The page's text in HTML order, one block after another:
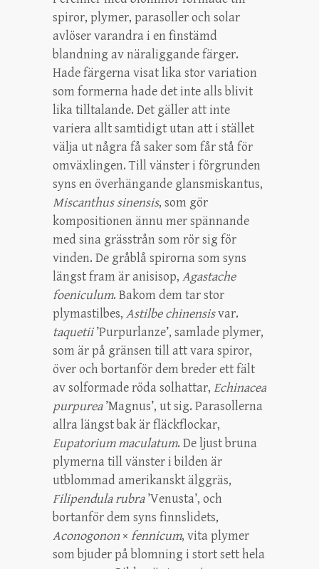
spiror, plymer, parasoller och solar
avlöser varandra i en finstämd
blandning av näraliggande färger.
Hade färgerna visat lika stor variation
som formerna hade det inte alls blivit
lika tilltalande. Det gäller att inte
variera allt samtidigt utan att i stället
välja ut några få saker som får stå för
omväxlingen. Till vänster i förgrunden
syns en överhängande glansmiskantus,
Miscanthus sinensis, som gör
kompositionen ännu mer spännande
med sina grässtrån som rör sig för
vinden. De gråblå spirorna som syns
längst fram är anisisop, Agastache
foeniculum. Bakom dem tar stor
plymastilbes, Astilbe chinensisvar.
taquetii’Purpurlanze’, samlade plymer,
som är på gränsen till att vara spiror,
över och bortanför dem breder ett fält
av solformade röda solhattar, Echinacea
purpurea’Magnus’, ut sig. Parasollerna
allra längst bak är fläckflockar,
Eupatorium maculatum. De ljust bruna
plymerna till vänster i bilden är
utblommad amerikanskt älggräs,
Filipendula rubra’Venusta’, och
bortanför dem syns finnslidets,
Aconogonon × fennicum, vita plymer
som bjuder på blomning i stort sett hela